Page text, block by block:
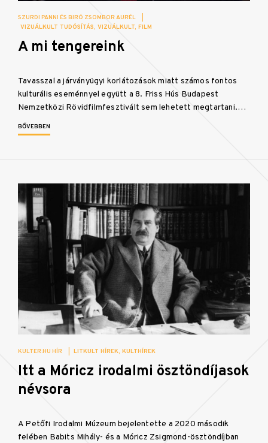
SZURDI PANNI ÉS BIRÓ ZSOMBOR AURÉL
VIZUÁLKULT TUDÓSÍTÁS VIZUÁLKULT FILM
A mi tengereink
Tavasszal a járványügyi korlátozások miatt számos fontos
kulturális eseménnyel együtt a 8. Friss Hús Budapest
Nemzetközi Rövidfilmfesztivált sem lehetett megtartani.…
BŐVEBBEN
KULTER.HU HÍR LITKULT HÍREK KULTHÍREK
Itt a Móricz irodalmi ösztöndíjasok
névsora
A Petőfi Irodalmi Múzeum bejelentette a 2020 második
felében Babits Mihály- és a Móricz Zsigmond-ösztöndíjban